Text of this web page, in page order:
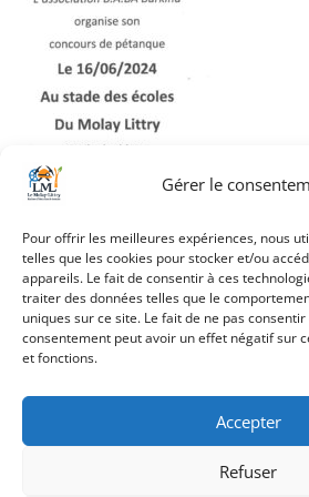
Gérer le
Pour offrir les meilleures expériences, nous
telles que les cookies pour stocker et/ou
appareils. Le fait de consentir à ces
traiter des données telles que le
uniques sur ce site. Le fait de ne pas
consentement peut avoir un effet négatif sur
et fonctions.
Accepter
Refuser
Navigation
de
Concours de Pétanque
Création Androme Informatique